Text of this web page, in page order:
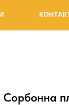
Сорбонна